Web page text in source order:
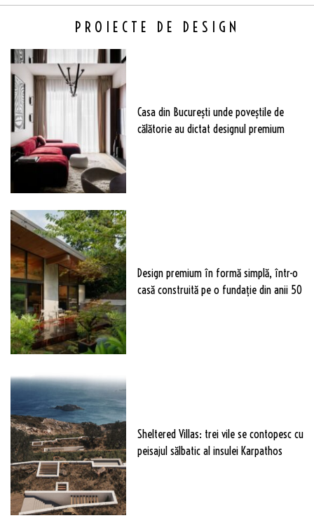
PROIECTE DE DESIGN
Casa din București unde poveștile de
călătorie au dictat designul premium
Design premium în formă simplă, într-o
casă construită pe o fundație din anii 50
Sheltered Villas: trei vile se contopesc cu
peisajul sălbatic al insulei Karpathos